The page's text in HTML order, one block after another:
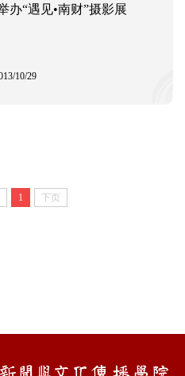
办“遇见•南财”摄影展
10/29
1 下页